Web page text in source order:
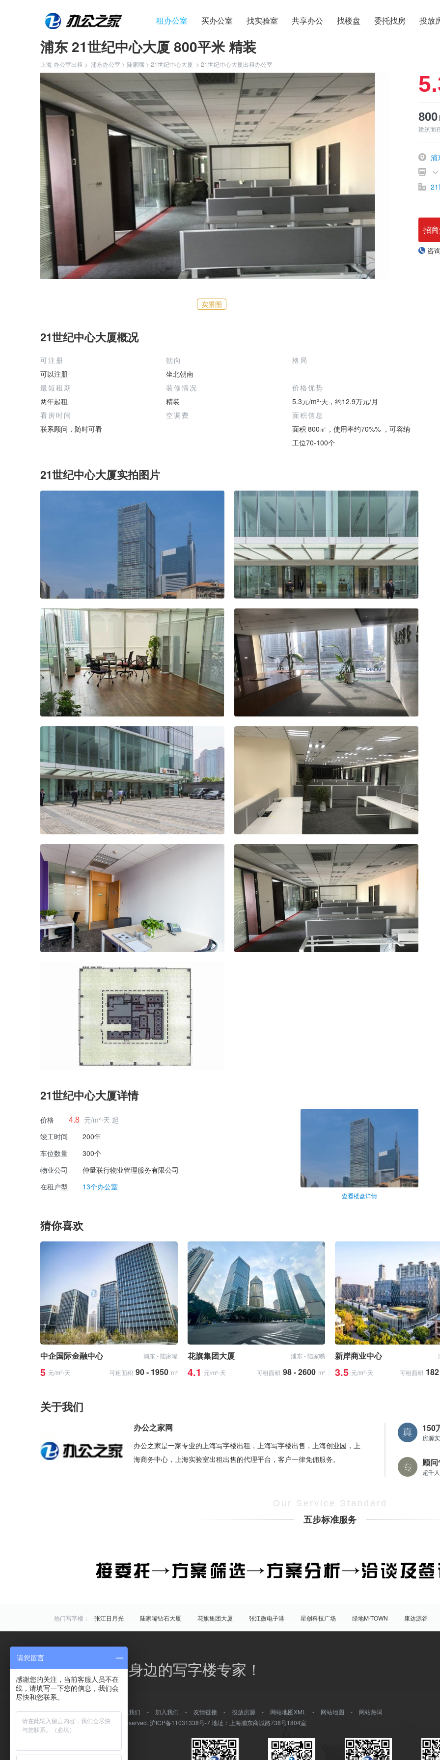
租办公室 买办公室 找实验室 共享办公 找楼盘 委托找房 投放
浦东 21世纪中心大厦 800平米 精装
上海 办公室出租 > 浦东办公室 > 陆家嘴 > 21世纪中心大厦 > 21世纪中心大厦出租办公室
实景图
建筑面
浦
招
咨
21世纪中心大厦概况
可注册
可以注册
朝向
坐北朝南
格局
最短租期
两年起租
装修情况
精装
价格优势
5.3元/m²⋅天，约12.9万元/月
看房时间
联系顾问，随时可看
空调费
面积信息
面积 800㎡，使用率约70%% ，可容纳
工位70-100个
21世纪中心大厦实拍图片
21世纪中心大厦详情
价格 4.8 元/m²⋅天 起
竣工时间
200年
车位数量
300个
物业公司
仲量联行物业管理服务有限公司
在租户型
13个办公室
查看楼盘详情
猜你喜欢
中企国际金融中心 浦东 - 陆家嘴
5 元/m²⋅天 可租面积 90 - 1950 m²
花旗集团大厦 浦东 - 陆家嘴
4.1 元/m²⋅天 可租面积 98 - 2600 m²
新岸商业中心
3.5 元/m²⋅天 可租面积
关于我们
办公之家网
办公之家是一家专业的上海写字楼出租，上海写字楼出售，上海创业园，上
海商务中心，上海实验室出租出售的代理平台，客户一律免佣服务。
150
房源
顾
超千
Our Service Standard
五步标准服务
热门写字楼： 张江日月光 陆家嘴钻石大厦 花旗集团大厦 张江微电子港 星创科技广场 绿地M-TOWN
康达源谷
炬芯研发大楼
佑越国际 张江海趣园 盛大天地源创谷 豪威科技园（张江乐业天地） 张江海豚湾
原
黄浦 徐汇 静安 普陀
商圈写字楼： 曹杨路 金山 陆家嘴 静安寺 八佰伴
曹家渡
平凉/杨浦外滩
龙柏 彭浦 新江湾城 浦江 水产路 延安西路 董家渡 长阳路
虹桥镇 大场 上海南站 长风生态商务区 临平/和平公园
新桥
凉城路/虹口足球场 莘庄 临港新城 共康 嘉定城区 中
办公之家，您身边的写字楼专家！
关于我们 - 常见问题 - 联系我们 - 加入我们 - 友情链接 - 投放房源 - 网站地图XML - 网站地图 -
网站热词
Copyright © 办公之家 All rights reserved. 沪ICP备11031338号-7地址：上海浦东商城路738号1804室
请您留言
感谢您的关注，当前客服人员不在
线，请填写一下您的信息，我们会
尽快和您联系。